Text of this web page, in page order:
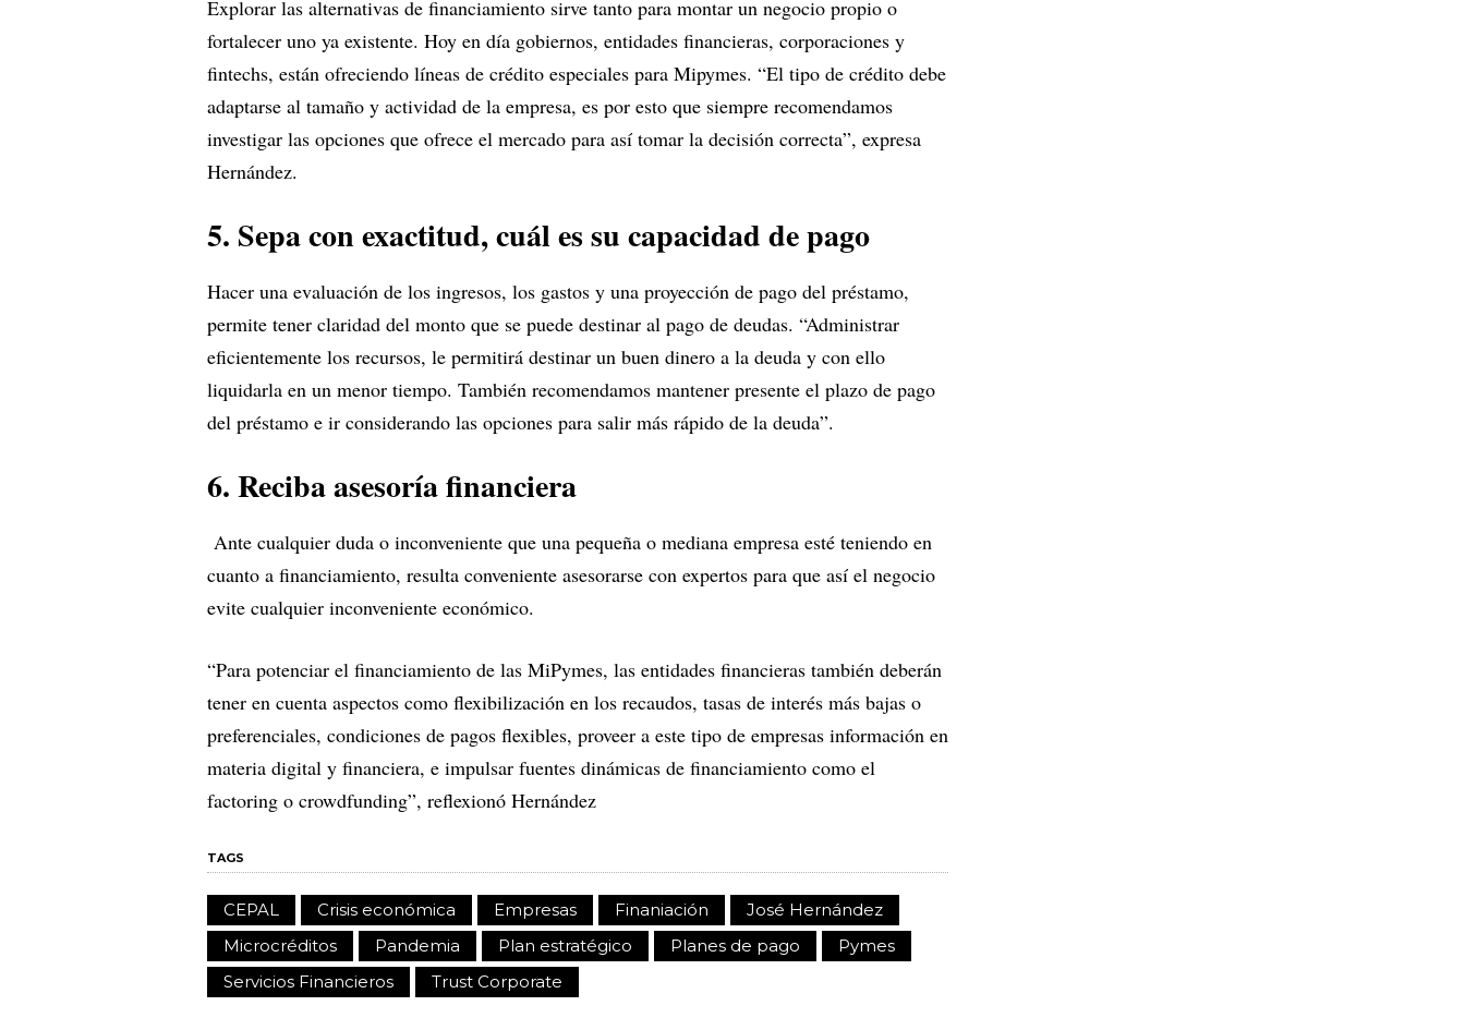
Explorar las alternativas de financiamiento sirve tanto para montar un negocio propio o
fortalecer uno ya existente. Hoy en día gobiernos, entidades financieras, corporaciones y
fintechs, están ofreciendo líneas de crédito especiales para Mipymes. “El tipo de crédito debe
adaptarse al tamaño y actividad de la empresa, es por esto que siempre recomendamos
investigar las opciones que ofrece el mercado para así tomar la decisión correcta”, expresa
Hernández.
5. Sepa con exactitud, cuál es su capacidad de pago
Hacer una evaluación de los ingresos, los gastos y una proyección de pago del préstamo,
permite tener claridad del monto que se puede destinar al pago de deudas. “Administrar
eficientemente los recursos, le permitirá destinar un buen dinero a la deuda y con ello
liquidarla en un menor tiempo. También recomendamos mantener presente el plazo de pago
del préstamo e ir considerando las opciones para salir más rápido de la deuda”.
6. Reciba asesoría financiera
Ante cualquier duda o inconveniente que una pequeña o mediana empresa esté teniendo en
cuanto a financiamiento, resulta conveniente asesorarse con expertos para que así el negocio
evite cualquier inconveniente económico.
“Para potenciar el financiamiento de las MiPymes, las entidades financieras también deberán
tener en cuenta aspectos como flexibilización en los recaudos, tasas de interés más bajas o
preferenciales, condiciones de pagos flexibles, proveer a este tipo de empresas información en
materia digital y financiera, e impulsar fuentes dinámicas de financiamiento como el
factoring o crowdfunding”, reflexionó Hernández
TAGS
CEPAL Crisis económica Empresas Finaniación
José Hernández
Microcréditos
Pandemia Plan estratégico Planes de pago
Pymes
Servicios Financieros
Trust Corporate